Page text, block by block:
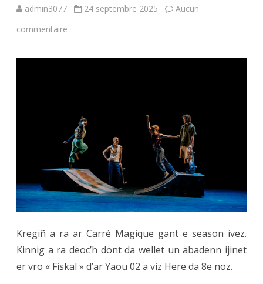
admin3077 24 septembre 2025
Aucun
commentaire
Carré
Magique
le
02.10
Kregiñ a ra ar Carré Magique gant e season ivez.
Kinnig a ra deoc’h dont da wellet un abadenn ijinet
er vro « Fiskal » d’ar Yaou 02 a viz Here da 8e noz.